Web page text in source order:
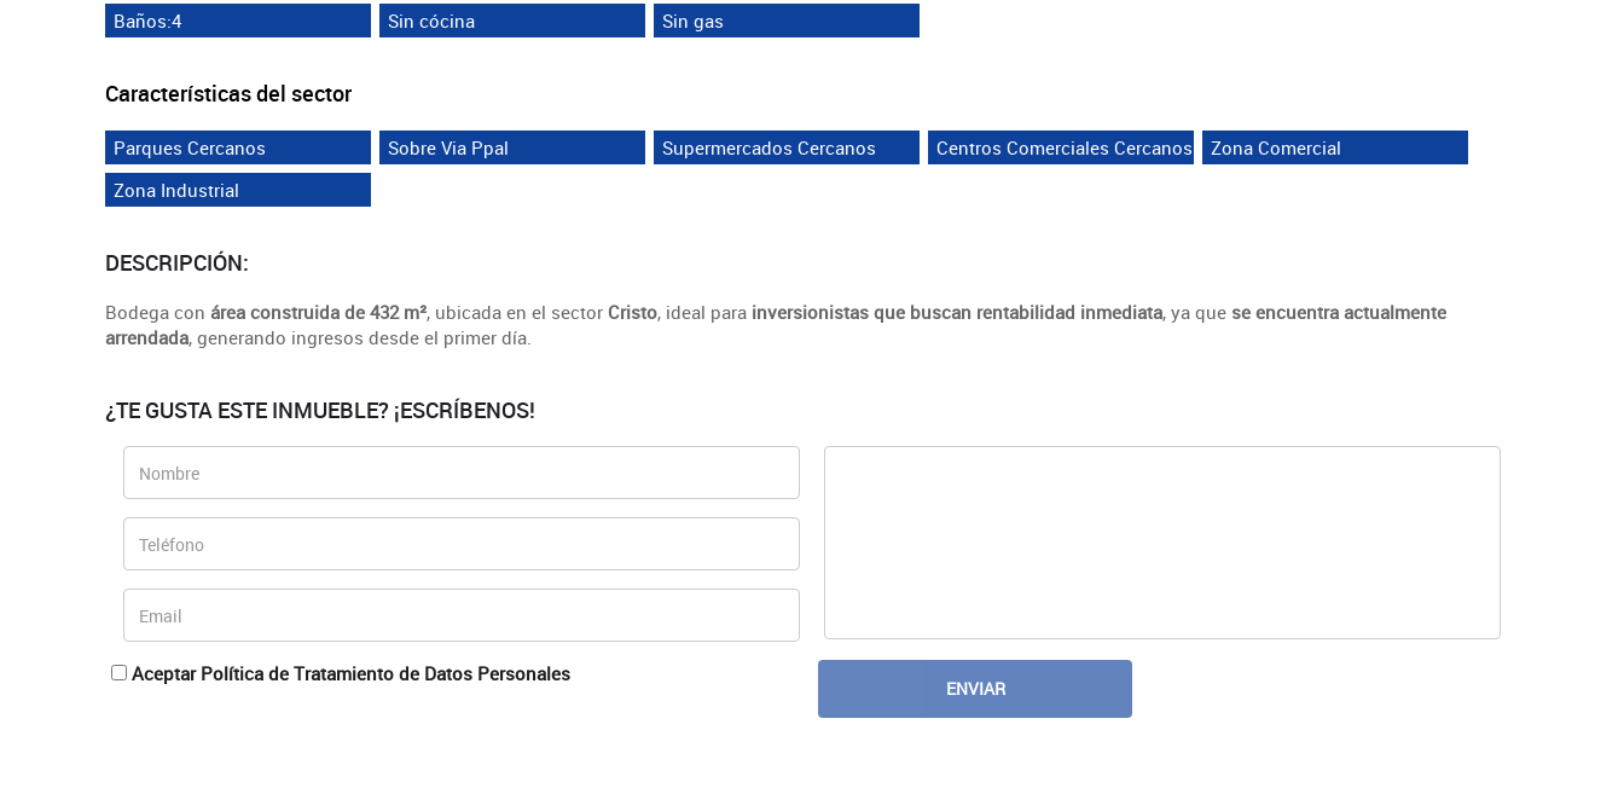
Baños:4 Sin cócina Sin gas
Características del sector
Parques Cercanos Sobre Via Ppal Supermercados Cercanos Centros Comerciales Cercanos
Zona Comercial
Zona Industrial
DESCRIPCIÓN:
Bodega con área construida de 432 m², ubicada en el sector Cristo, ideal para inversionistas que buscan rentabilidad inmediata, ya que se encuentra actualmente
arrendada, generando ingresos desde el primer día.
¿TE GUSTA ESTE INMUEBLE? ¡ESCRÍBENOS!
Aceptar Política de Tratamiento de Datos Personales